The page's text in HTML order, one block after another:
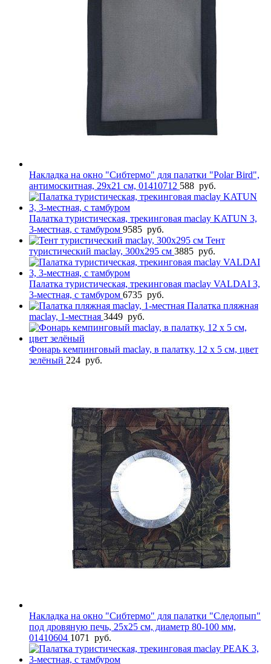
Накладка на окно "Сибтермо" для палатки "Polar Bird",
антимоскитная, 29х21 см, 01410712 588 руб.
Палатка туристическая, трекинговая maclay KATUN 3,
3-местная, с тамбуром 9585 руб.
Тент
туристический maclay, 300х295 см 3885 руб.
Палатка туристическая, трекинговая maclay VALDAI 3,
3-местная, с тамбуром 6735 руб.
Палатка пляжная
maclay, 1-местная 3449 руб.
Фонарь кемпинговый maclay, в палатку, 12 х 5 см, цвет
зелёный 224 руб.
Накладка на окно "Сибтермо" для палатки "Следопып"
под дровяную печь, 25х25 см, диаметр 80-100 мм,
01410604 1071 руб.